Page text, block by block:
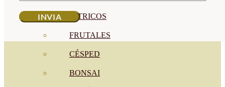
CÍTRICOS
FRUTALES
CÉSPED
BONSAI